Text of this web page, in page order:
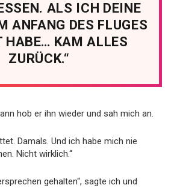
ALS ICH DEINE
ANFANG DES FLUGES
HABE… KAM ALLES
ZURÜCK.“
hob er ihn wieder und sah mich an.
Damals. Und ich habe mich nie
Nicht wirklich.“
gehalten“, sagte ich und